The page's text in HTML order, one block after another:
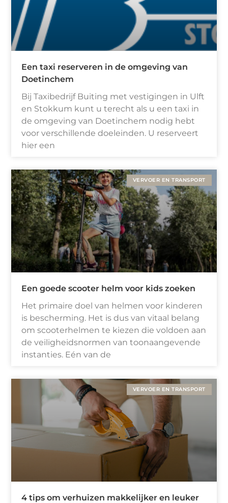
Een taxi reserveren in de omgeving van
Doetinchem
Bij Taxibedrijf Buiting met vestigingen in Ulft
en Stokkum kunt u terecht als u een taxi in
de omgeving van Doetinchem nodig hebt
voor verschillende doeleinden. U reserveert
hier een
VERVOER EN TRANSPORT
Een goede scooter helm voor kids zoeken
Het primaire doel van helmen voor kinderen
is bescherming. Het is dus van vitaal belang
om scooterhelmen te kiezen die voldoen aan
de veiligheidsnormen van toonaangevende
instanties. Eén van de
VERVOER EN TRANSPORT
4 tips om verhuizen makkelijker en leuker